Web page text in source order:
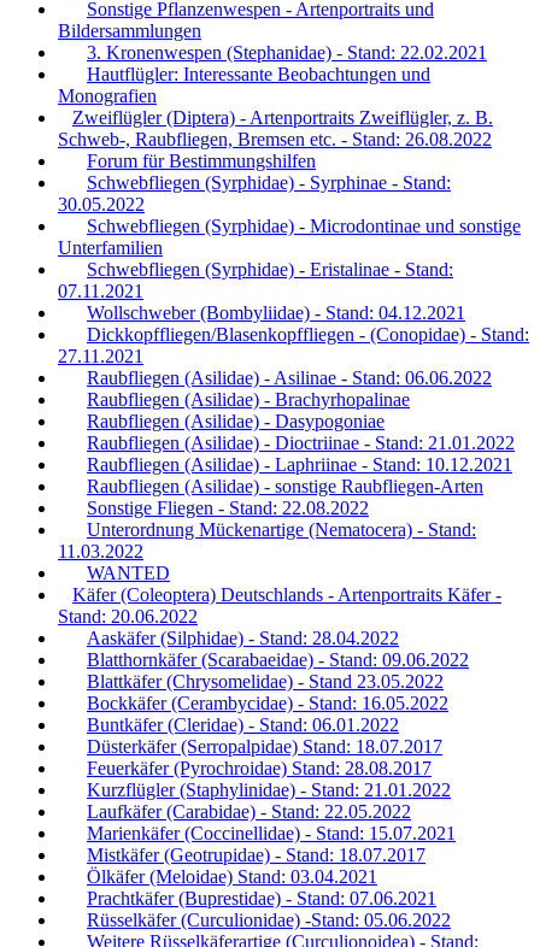
Sonstige Pflanzenwespen - Artenportraits und
Bildersammlungen
3. Kronenwespen (Stephanidae) - Stand: 22.02.2021
Hautflügler: Interessante Beobachtungen und
Monografien
Zweiflügler (Diptera) - Artenportraits Zweiflügler, z. B.
Schweb-, Raubfliegen, Bremsen etc. - Stand: 26.08.2022
Forum für Bestimmungshilfen
Schwebfliegen (Syrphidae) - Syrphinae - Stand:
30.05.2022
Schwebfliegen (Syrphidae) - Microdontinae und sonstige
Unterfamilien
Schwebfliegen (Syrphidae) - Eristalinae - Stand:
07.11.2021
Wollschweber (Bombyliidae) - Stand: 04.12.2021
Dickkopffliegen/Blasenkopffliegen - (Conopidae) - Stand:
27.11.2021
Raubfliegen (Asilidae) - Asilinae - Stand: 06.06.2022
Raubfliegen (Asilidae) - Brachyrhopalinae
Raubfliegen (Asilidae) - Dasypogoniae
Raubfliegen (Asilidae) - Dioctriinae - Stand: 21.01.2022
Raubfliegen (Asilidae) - Laphriinae - Stand: 10.12.2021
Raubfliegen (Asilidae) - sonstige Raubfliegen-Arten
Sonstige Fliegen - Stand: 22.08.2022
Unterordnung Mückenartige (Nematocera) - Stand:
11.03.2022
WANTED
Käfer (Coleoptera) Deutschlands - Artenportraits Käfer -
Stand: 20.06.2022
Aaskäfer (Silphidae) - Stand: 28.04.2022
Blatthornkäfer (Scarabaeidae) - Stand: 09.06.2022
Blattkäfer (Chrysomelidae) - Stand 23.05.2022
Bockkäfer (Cerambycidae) - Stand: 16.05.2022
Buntkäfer (Cleridae) - Stand: 06.01.2022
Düsterkäfer (Serropalpidae) Stand: 18.07.2017
Feuerkäfer (Pyrochroidae) Stand: 28.08.2017
Kurzflügler (Staphylinidae) - Stand: 21.01.2022
Laufkäfer (Carabidae) - Stand: 22.05.2022
Marienkäfer (Coccinellidae) - Stand: 15.07.2021
Mistkäfer (Geotrupidae) - Stand: 18.07.2017
Ölkäfer (Meloidae) Stand: 03.04.2021
Prachtkäfer (Buprestidae) - Stand: 07.06.2021
Rüsselkäfer (Curculionidae) -Stand: 05.06.2022
Weitere Rüsselkäferartige (Curculionoidea) - Stand: